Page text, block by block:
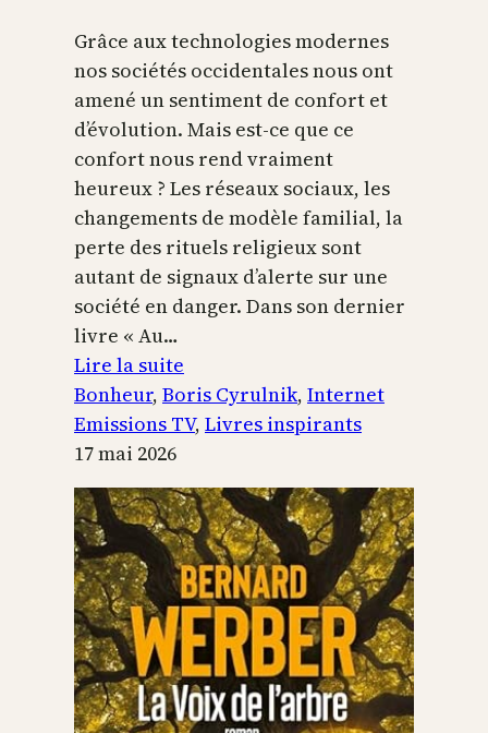
Grâce aux technologies modernes
nos sociétés occidentales nous ont
amené un sentiment de confort et
d’évolution. Mais est-ce que ce
confort nous rend vraiment
heureux ? Les réseaux sociaux, les
changements de modèle familial, la
perte des rituels religieux sont
autant de signaux d’alerte sur une
société en danger. Dans son dernier
livre « Au…
Lire la suite
Boris
Cyrulnik,
petits
bonheurs
Bonheur, Boris Cyrulnik, Internet
Emissions TV, Livres inspirants
17 mai 2026